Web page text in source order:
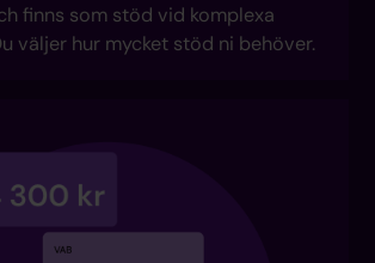
finns som stöd vid komplexa
väljer hur mycket stöd ni behöver.